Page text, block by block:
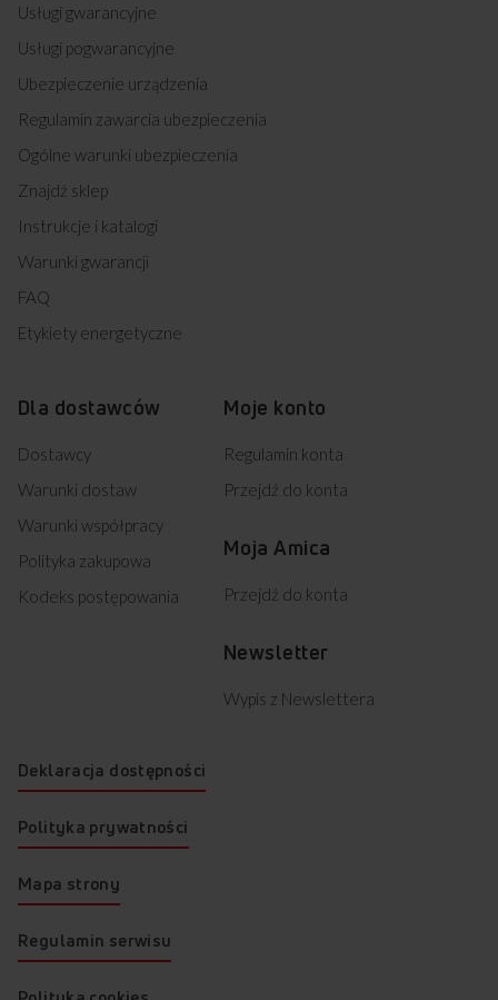
Usługi gwarancyjne
Usługi pogwarancyjne
Ubezpieczenie urządzenia
Regulamin zawarcia ubezpieczenia
Ogólne warunki ubezpieczenia
Znajdź sklep
Instrukcje i katalogi
Warunki gwarancji
FAQ
Etykiety energetyczne
Dla dostawców
Dostawcy
Warunki dostaw
Warunki współpracy
Polityka zakupowa
Kodeks postępowania
Moje konto
Regulamin konta
Przejdź do konta
Moja Amica
Przejdź do konta
Newsletter
Wypis z Newslettera
Deklaracja dostępności
Polityka prywatności
Mapa strony
Regulamin serwisu